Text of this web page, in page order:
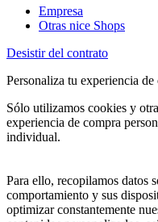
Empresa
Otras nice Shops
Desistir del contrato
Personaliza tu experiencia de
Sólo utilizamos cookies y
experiencia de compra
individual.
Para ello, recopilamos datos
comportamiento y sus
optimizar constantemente